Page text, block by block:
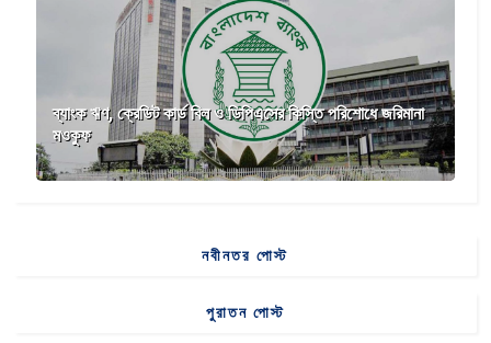
ব্যাংক ঋণ, ক্রেডিট কার্ড বিল ও ডিপিএসের কিস্তি পরিশোধে জরিমানা
মওকুফ
নবীনতর পোস্ট
পুরাতন পোস্ট